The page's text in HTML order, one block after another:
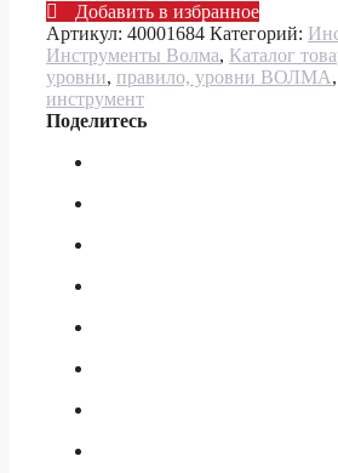
Добавить в избранное
Артикул: 40001684 Категорий:
Инструменты Волма, Каталог
уровни, правило, уровни ВОЛМА,
инструмент
Поделитесь